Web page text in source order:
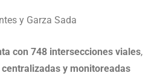
y Garza Sada
con 748 intersecciones viales,
centralizadas y monitoreadas